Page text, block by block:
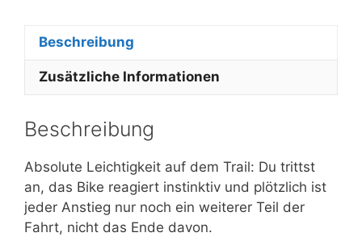
Beschreibung
Zusätzliche Informationen
Beschreibung
Absolute Leichtigkeit auf dem Trail: Du trittst
an, das Bike reagiert instinktiv und plötzlich ist
jeder Anstieg nur noch ein weiterer Teil der
Fahrt, nicht das Ende davon.